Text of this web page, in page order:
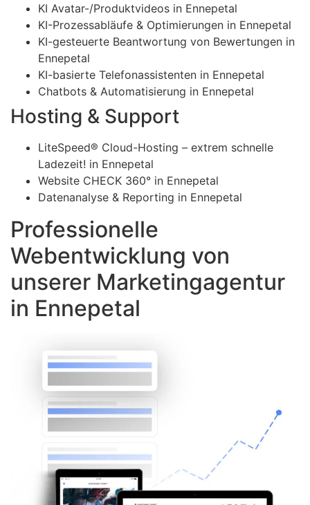
KI Avatar-/Produktvideos in Ennepetal
KI-Prozessabläufe & Optimierungen in Ennepetal
KI-gesteuerte Beantwortung von Bewertungen in
Ennepetal
KI-basierte Telefonassistenten in Ennepetal
Chatbots & Automatisierung in Ennepetal
Hosting & Support
LiteSpeed® Cloud-Hosting – extrem schnelle
Ladezeit! in Ennepetal
Website CHECK 360° in Ennepetal
Datenanalyse & Reporting in Ennepetal
Professionelle
Webentwicklung von
unserer Marketingagentur
in Ennepetal